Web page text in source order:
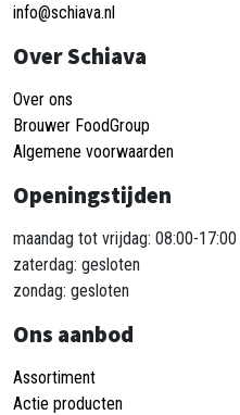
info@schiava.nl
Over Schiava
Over ons
Brouwer FoodGroup
Algemene voorwaarden
Openingstijden
maandag tot vrijdag: 08:00-17:00
zaterdag: gesloten
zondag: gesloten
Ons aanbod
Assortiment
Actie producten